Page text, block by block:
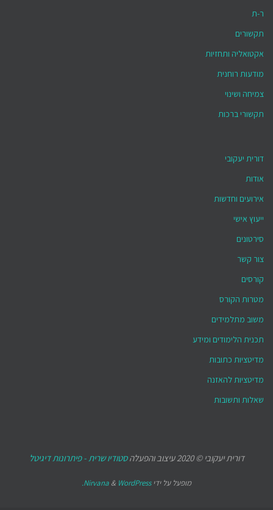
ר-ת
תקשורים
אקטואליה ותחזיות
מודעות רוחנית
צמיחה ושינוי
תקשורי ברכות
דורית יעקובי
אודות
אירועים וחדשות
ייעוץ אישי
סירטונים
צור קשר
קורסים
מטרות הקורס
משוב מתלמידים
תכנית הלימודים ומידע
מדיטציות כתובות
מדיטציות להאזנה
שאלות ותשובות
דורית יעקובי © 2020 עיצוב והפעלה סטודיו שרית - פיתרונות דיגיטל
מופעל על ידי Nirvana & WordPress.